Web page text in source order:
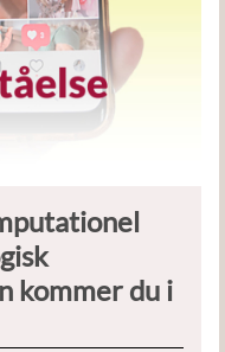
kommer du i